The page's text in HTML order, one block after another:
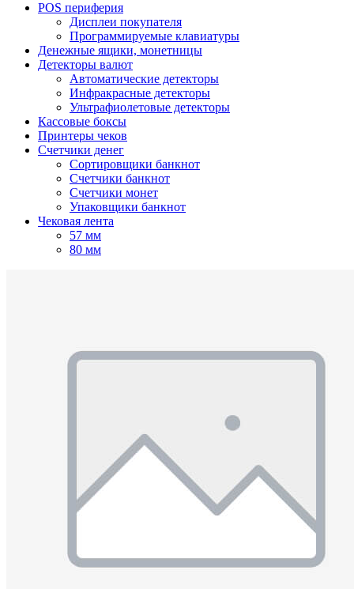
POS периферия
Дисплеи покупателя
Программируемые клавиатуры
Денежные ящики, монетницы
Детекторы валют
Автоматические детекторы
Инфракрасные детекторы
Ультрафиолетовые детекторы
Кассовые боксы
Принтеры чеков
Счетчики денег
Сортировщики банкнот
Счетчики банкнот
Счетчики монет
Упаковщики банкнот
Чековая лента
57 мм
80 мм